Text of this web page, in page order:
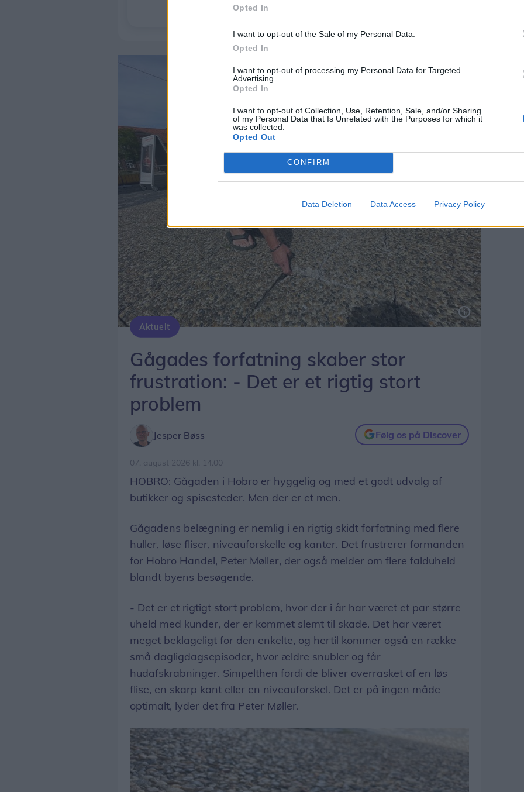
Opted In
I want to opt-out of the Sale of my Personal Data.
Opted In
I want to opt-out of processing my Personal Data for Targeted
Advertising.
Opted In
I want to opt-out of Collection, Use, Retention, Sale, and/or Sharing
of my Personal Data that Is Unrelated with the Purposes for which it
was collected.
Opted Out
CONFIRM
Data Deletion Data Access Privacy Policy
Aktuelt
Gågades forfatning skaber stor
frustration: - Det er et rigtig stort
problem
Jesper Bøss Følg os på Discover
07. august 2026 kl. 14.00
HOBRO: Gågaden i Hobro er hyggelig og med et godt udvalg af
butikker og spisesteder. Men der er et men.
Gågadens belægning er nemlig i en rigtig skidt forfatning med flere
huller, løse fliser, niveauforskelle og kanter. Det frustrerer formanden
for Hobro Handel, Peter Møller, der også melder om flere falduheld
blandt byens besøgende.
- Det er et rigtigt stort problem, hvor der i år har været et par større
uheld med kunder, der er kommet slemt til skade. Det har været
meget beklageligt for den enkelte, og hertil kommer også en række
små dagligdagsepisoder, hvor ældre snubler og får
hudafskrabninger. Simpelthen fordi de bliver overrasket af en løs
flise, en skarp kant eller en niveauforskel. Det er på ingen måde
optimalt, lyder det fra Peter Møller.